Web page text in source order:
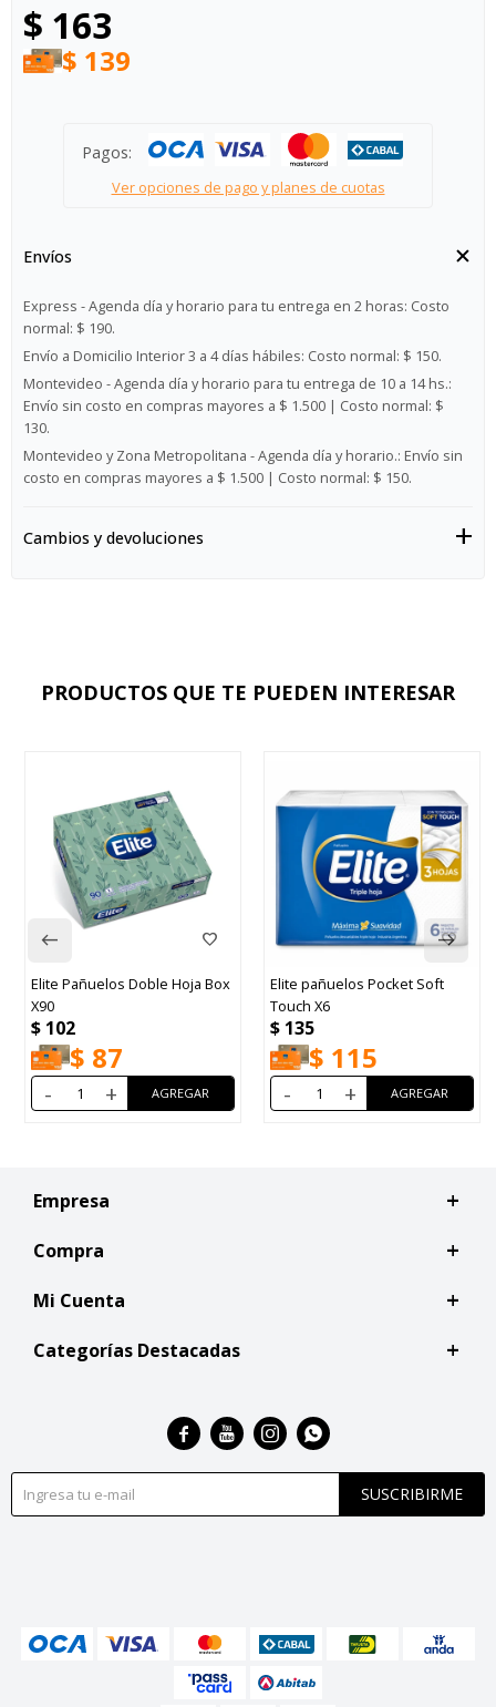
$ 163
$ 139
Pagos:
Ver opciones de pago y planes de cuotas
Envíos
Express - Agenda día y horario para tu entrega en 2 horas: Costo
normal: $ 190.
Envío a Domicilio Interior 3 a 4 días hábiles: Costo normal: $ 150.
Montevideo - Agenda día y horario para tu entrega de 10 a 14 hs.:
Envío sin costo en compras mayores a $ 1.500 | Costo normal: $
130.
Montevideo y Zona Metropolitana - Agenda día y horario.: Envío sin
costo en compras mayores a $ 1.500 | Costo normal: $ 150.
Cambios y devoluciones
PRODUCTOS QUE TE PUEDEN INTERESAR
Elite Pañuelos Doble Hoja Box
X90
$ 102
$ 87
- +
Elite pañuelos Pocket Soft
Touch X6
$ 135
$ 115
- +
Empresa
Compra
Mi Cuenta
Categorías Destacadas
SUSCRIBIRME
   